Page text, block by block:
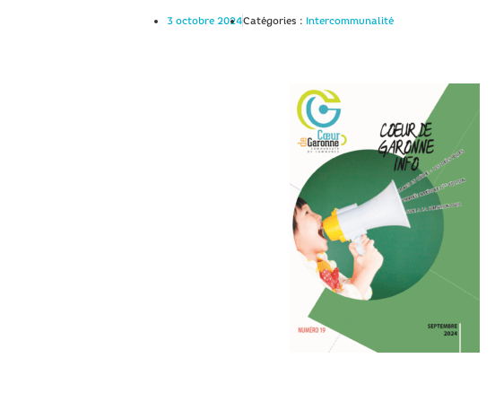
3 octobre 2024Catégories : Intercommunalité